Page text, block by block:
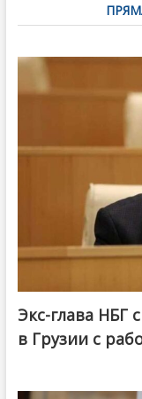
Экс-глава НБГ
в Грузии с